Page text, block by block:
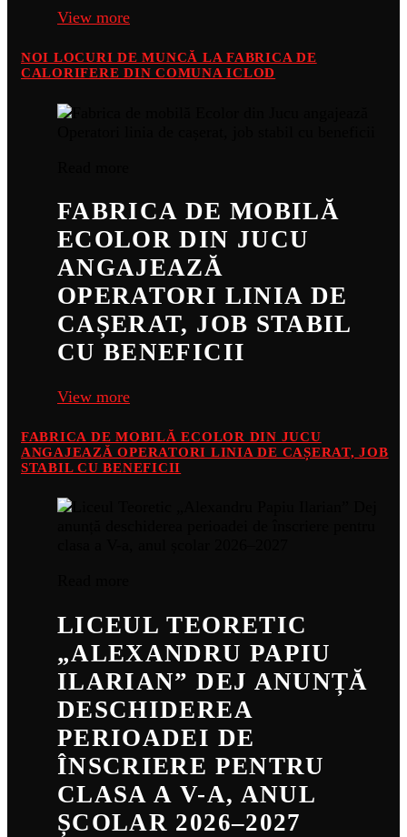
View more
NOI LOCURI DE MUNCĂ LA FABRICA DE
CALORIFERE DIN COMUNA ICLOD
FABRICA DE MOBILĂ
ECOLOR DIN JUCU
ANGAJEAZĂ
OPERATORI LINIA DE
CAȘERAT, JOB STABIL
CU BENEFICII
View more
FABRICA DE MOBILĂ ECOLOR DIN JUCU
ANGAJEAZĂ OPERATORI LINIA DE CAȘERAT, JOB
STABIL CU BENEFICII
LICEUL TEORETIC
„ALEXANDRU PAPIU
ILARIAN” DEJ ANUNȚĂ
DESCHIDEREA
PERIOADEI DE
ÎNSCRIERE PENTRU
CLASA A V-A, ANUL
ȘCOLAR 2026–2027